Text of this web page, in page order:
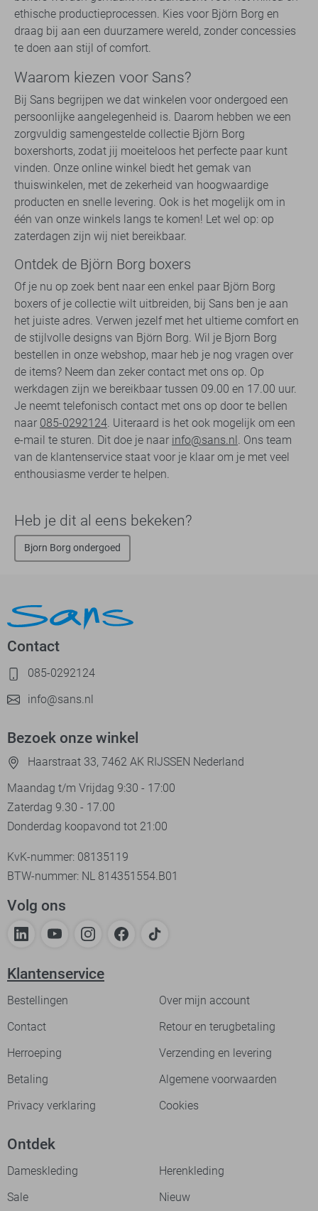
ethische productieprocessen. Kies voor Björn Borg en
draag bij aan een duurzamere wereld, zonder concessies
te doen aan stijl of comfort.
Waarom kiezen voor Sans?
Bij Sans begrijpen we dat winkelen voor ondergoed een
persoonlijke aangelegenheid is. Daarom hebben we een
zorgvuldig samengestelde collectie Björn Borg
boxershorts, zodat jij moeiteloos het perfecte paar kunt
vinden. Onze online winkel biedt het gemak van
thuiswinkelen, met de zekerheid van hoogwaardige
producten en snelle levering. Ook is het mogelijk om in
één van onze winkels langs te komen! Let wel op: op
zaterdagen zijn wij niet bereikbaar.
Ontdek de Björn Borg boxers
Of je nu op zoek bent naar een enkel paar Björn Borg
boxers of je collectie wilt uitbreiden, bij Sans ben je aan
het juiste adres. Verwen jezelf met het ultieme comfort en
de stijlvolle designs van Björn Borg. Wil je Bjorn Borg
bestellen in onze webshop, maar heb je nog vragen over
de items? Neem dan zeker contact met ons op. Op
werkdagen zijn we bereikbaar tussen 09.00 en 17.00 uur.
Je neemt telefonisch contact met ons op door te bellen
naar 085-0292124. Uiteraard is het ook mogelijk om een
e-mail te sturen. Dit doe je naar info@sans.nl. Ons team
van de klantenservice staat voor je klaar om je met veel
enthousiasme verder te helpen.
Heb je dit al eens bekeken?
Bjorn Borg ondergoed
Contact
085-0292124
info@sans.nl
Bezoek onze winkel
Haarstraat 33, 7462 AK RIJSSEN Nederland
Maandag t/m Vrijdag 9:30 - 17:00
Zaterdag 9.30 - 17.00
Donderdag koopavond tot 21:00
KvK-nummer: 08135119
BTW-nummer: NL 814351554.B01
Volg ons
Klantenservice
Bestellingen
Over mijn account
Contact
Retour en terugbetaling
Herroeping
Verzending en levering
Betaling
Algemene voorwaarden
Privacy verklaring
Cookies
Ontdek
Dameskleding
Herenkleding
Sale
Nieuw